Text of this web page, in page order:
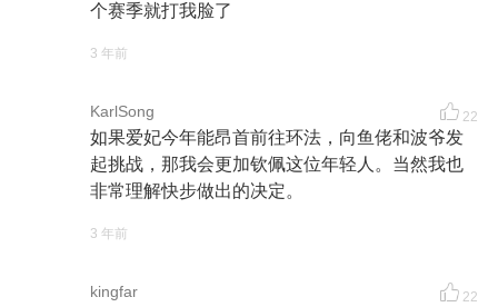
个赛季就打我脸了
3 年前
KarlSong 22
如果爱妃今年能昂首前往环法，向鱼佬和波爷发
起挑战，那我会更加钦佩这位年轻人。当然我也
非常理解快步做出的决定。
3 年前
kingfar 22